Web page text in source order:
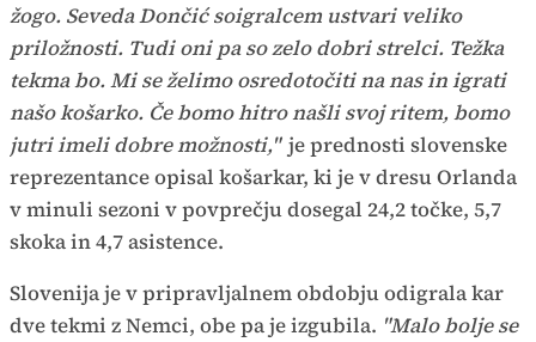
žogo. Seveda Dončić soigralcem ustvari veliko
priložnosti. Tudi oni pa so zelo dobri strelci. Težka
tekma bo. Mi se želimo osredotočiti na nas in igrati
našo košarko. Če bomo hitro našli svoj ritem, bomo
jutri imeli dobre možnosti," je prednosti slovenske
reprezentance opisal košarkar, ki je v dresu Orlanda
v minuli sezoni v povprečju dosegal 24,2 točke, 5,7
skoka in 4,7 asistence.
Slovenija je v pripravljalnem obdobju odigrala kar
dve tekmi z Nemci, obe pa je izgubila. "Malo bolje se